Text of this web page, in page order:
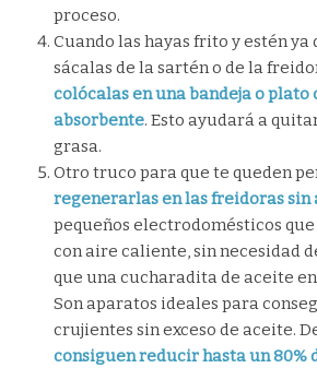
proceso.
Cuando las hayas frito y estén ya
sácalas de la sartén o de la
colócalas en una bandeja o plato
absorbente. Esto ayudará a
grasa.
Otro truco para que te queden
regenerarlas en las freidoras sin
pequeños electrodomésticos
con aire caliente, sin necesidad
que una cucharadita de aceite en
Son aparatos ideales para
crujientes sin exceso de aceite.
consiguen reducir hasta un 80%